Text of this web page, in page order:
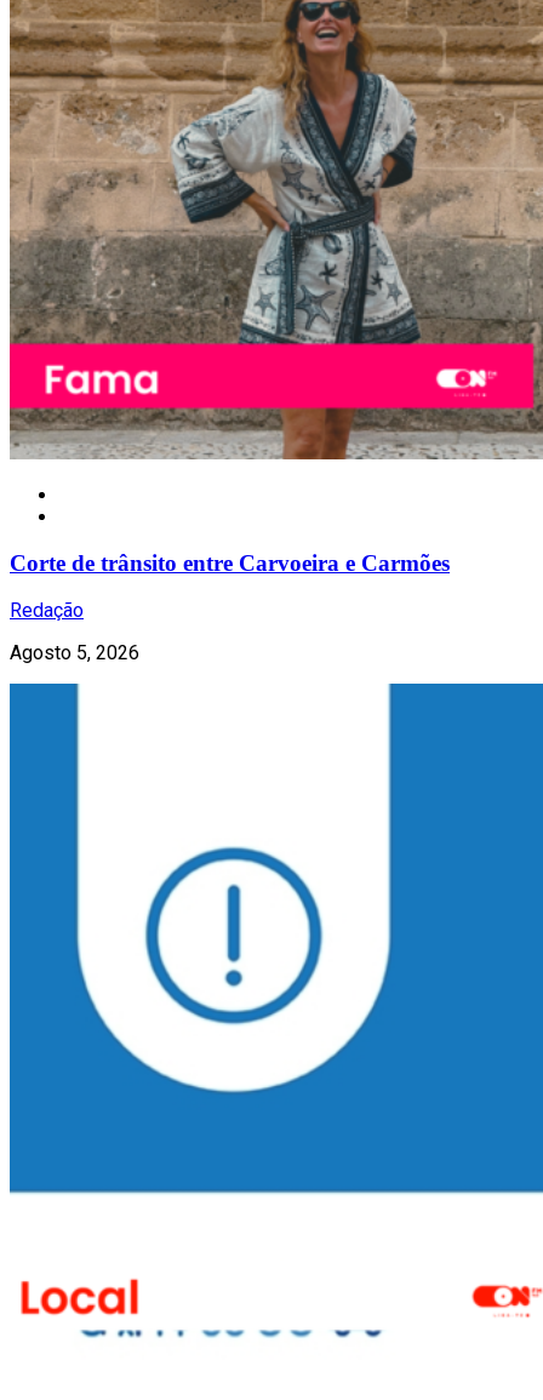
Corte de trânsito entre Carvoeira e Carmões
Redação
Agosto 5, 2026